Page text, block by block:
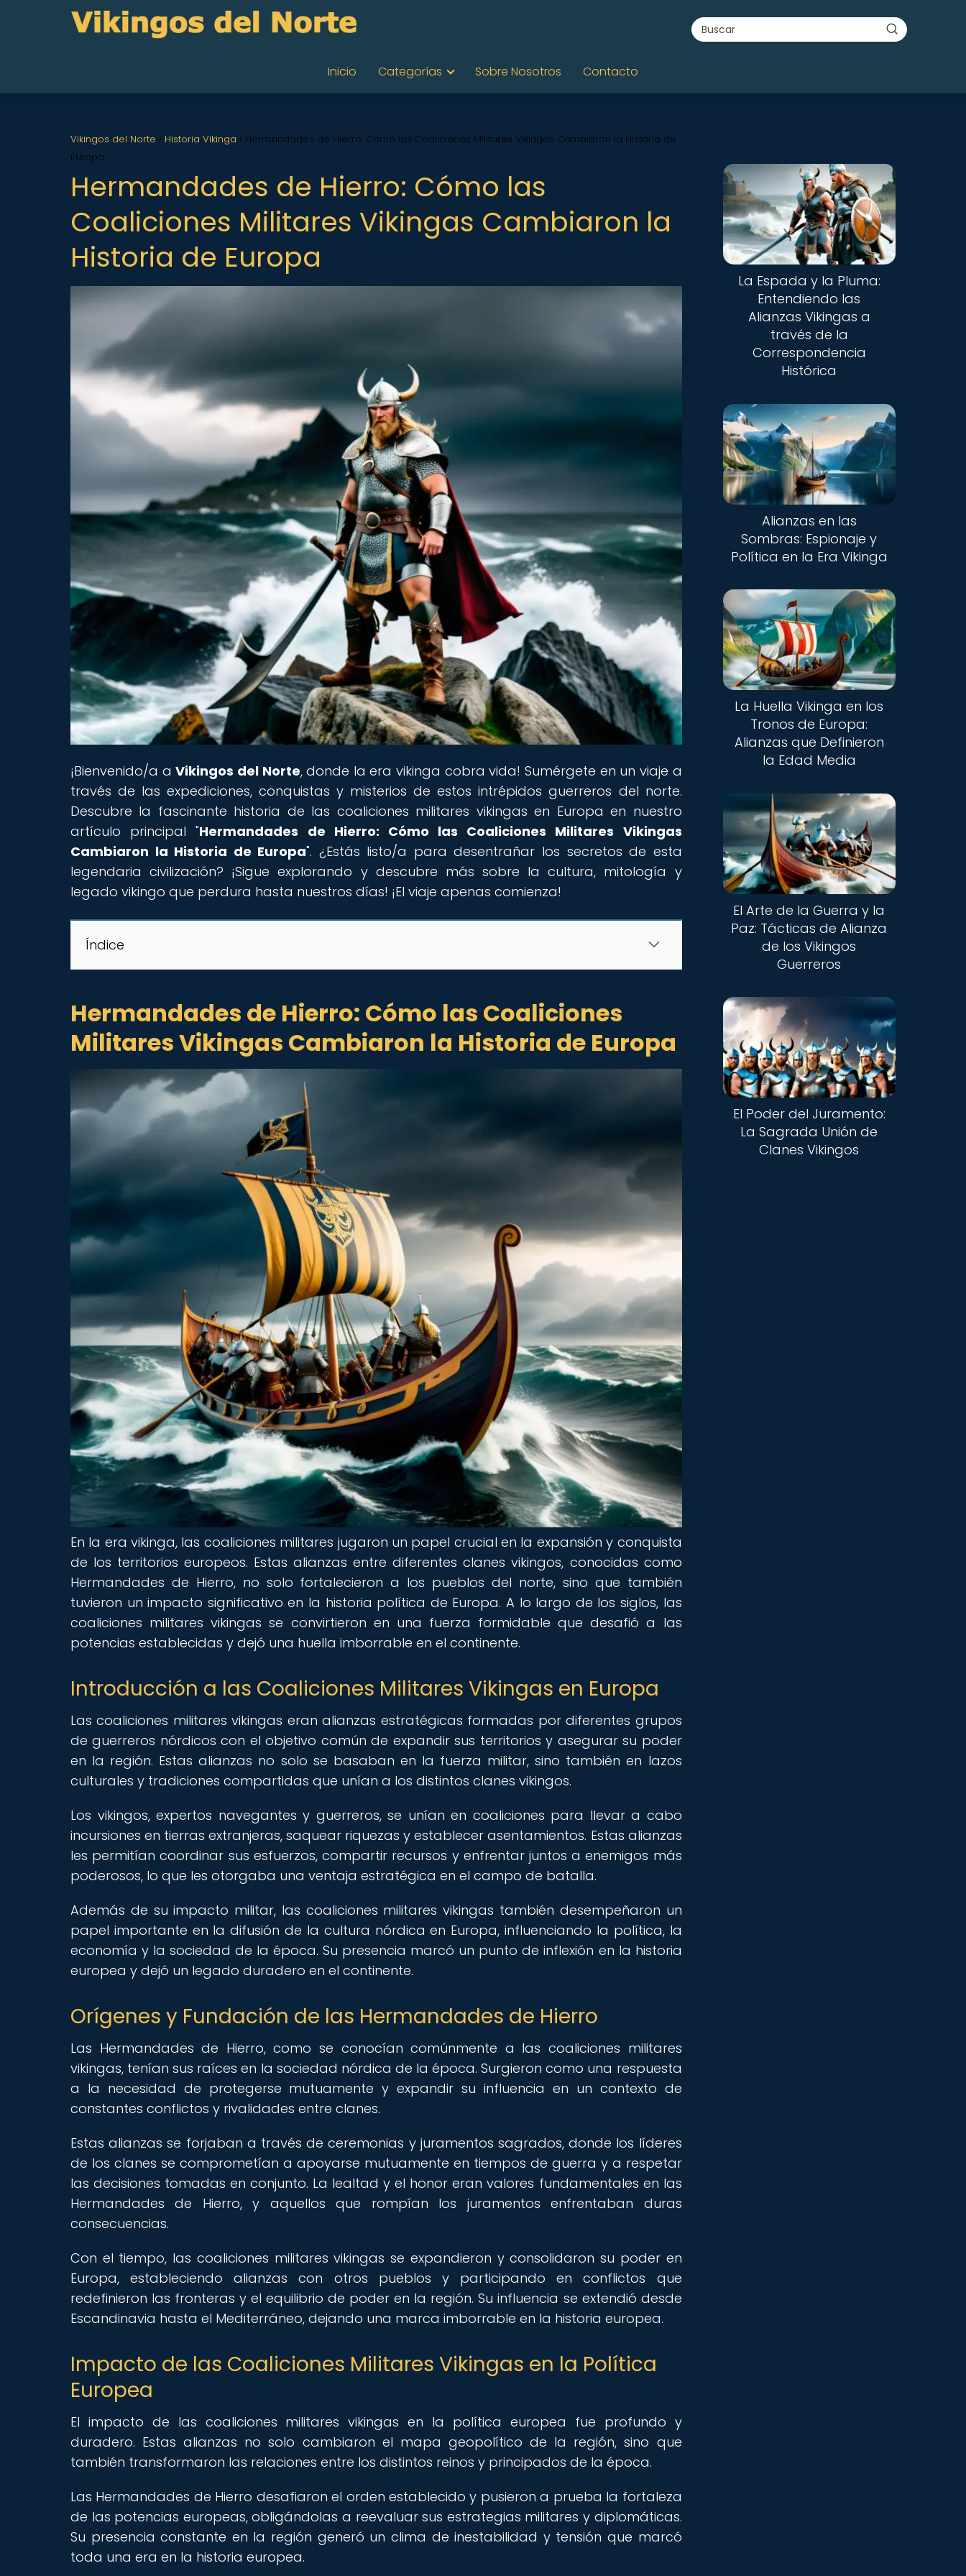
Inicio Categorías Sobre Nosotros Contacto
Vikingos del Norte Historia Vikinga
Hermandades de Hierro: Cómo las Coaliciones Militares Vikingas Cambiaron la Historia de
Europa
Hermandades de Hierro: Cómo las
Coaliciones Militares Vikingas Cambiaron la
Historia de Europa
¡Bienvenido/a aVikingos del Norte, donde la era vikinga cobra vida! Sumérgete en un viaje a
través de las expediciones, conquistas y misterios de estos intrépidos guerreros del norte.
Descubre la fascinante historia de las coaliciones militares vikingas en Europa en nuestro
artículo principal "Hermandades de Hierro: Cómo las Coaliciones Militares Vikingas
Cambiaron la Historia de Europa". ¿Estás listo/a para desentrañar los secretos de esta
legendaria civilización? ¡Sigue explorando y descubre más sobre la cultura, mitología y
legado vikingo que perdura hasta nuestros días! ¡El viaje apenas comienza!
Índice
Hermandades de Hierro: Cómo las Coaliciones
Militares Vikingas Cambiaron la Historia de Europa
En la era vikinga, las coaliciones militares jugaron un papel crucial en la expansión y conquista
de los territorios europeos. Estas alianzas entre diferentes clanes vikingos, conocidas como
Hermandades de Hierro, no solo fortalecieron a los pueblos del norte, sino que también
tuvieron un impacto significativo en la historia política de Europa. A lo largo de los siglos, las
coaliciones militares vikingas se convirtieron en una fuerza formidable que desafió a las
potencias establecidas y dejó una huella imborrable en el continente.
Introducción a las Coaliciones Militares Vikingas en Europa
Las coaliciones militares vikingas eran alianzas estratégicas formadas por diferentes grupos
de guerreros nórdicos con el objetivo común de expandir sus territorios y asegurar su poder
en la región. Estas alianzas no solo se basaban en la fuerza militar, sino también en lazos
culturales y tradiciones compartidas que unían a los distintos clanes vikingos.
Los vikingos, expertos navegantes y guerreros, se unían en coaliciones para llevar a cabo
incursiones en tierras extranjeras, saquear riquezas y establecer asentamientos. Estas alianzas
les permitían coordinar sus esfuerzos, compartir recursos y enfrentar juntos a enemigos más
poderosos, lo que les otorgaba una ventaja estratégica en el campo de batalla.
Además de su impacto militar, las coaliciones militares vikingas también desempeñaron un
papel importante en la difusión de la cultura nórdica en Europa, influenciando la política, la
economía y la sociedad de la época. Su presencia marcó un punto de inflexión en la historia
europea y dejó un legado duradero en el continente.
Orígenes y Fundación de las Hermandades de Hierro
Las Hermandades de Hierro, como se conocían comúnmente a las coaliciones militares
vikingas, tenían sus raíces en la sociedad nórdica de la época. Surgieron como una respuesta
a la necesidad de protegerse mutuamente y expandir su influencia en un contexto de
constantes conflictos y rivalidades entre clanes.
Estas alianzas se forjaban a través de ceremonias y juramentos sagrados, donde los líderes
de los clanes se comprometían a apoyarse mutuamente en tiempos de guerra y a respetar
las decisiones tomadas en conjunto. La lealtad y el honor eran valores fundamentales en las
Hermandades de Hierro, y aquellos que rompían los juramentos enfrentaban duras
consecuencias.
Con el tiempo, las coaliciones militares vikingas se expandieron y consolidaron su poder en
Europa, estableciendo alianzas con otros pueblos y participando en conflictos que
redefinieron las fronteras y el equilibrio de poder en la región. Su influencia se extendió desde
Escandinavia hasta el Mediterráneo, dejando una marca imborrable en la historia europea.
Impacto de las Coaliciones Militares Vikingas en la Política
Europea
El impacto de las coaliciones militares vikingas en la política europea fue profundo y
duradero. Estas alianzas no solo cambiaron el mapa geopolítico de la región, sino que
también transformaron las relaciones entre los distintos reinos y principados de la época.
Las Hermandades de Hierro desafiaron el orden establecido y pusieron a prueba la fortaleza
de las potencias europeas, obligándolas a reevaluar sus estrategias militares y diplomáticas.
Su presencia constante en la región generó un clima de inestabilidad y tensión que marcó
toda una era en la historia europea.
La Espada y la Pluma:
Entendiendo las
Alianzas Vikingas a
través de la
Correspondencia
Histórica
Alianzas en las
Sombras: Espionaje y
Política en la Era Vikinga
La Huella Vikinga en los
Tronos de Europa:
Alianzas que Definieron
la Edad Media
El Arte de la Guerra y la
Paz: Tácticas de Alianza
de los Vikingos
Guerreros
El Poder del Juramento:
La Sagrada Unión de
Clanes Vikingos